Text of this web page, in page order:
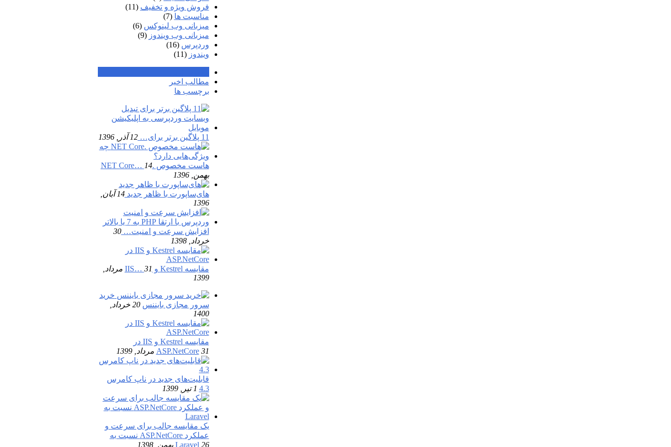
فروش ویژه و تخفیف (11)
مناسبت ها (7)
میزبانی وب لینوکس (6)
میزبانی وب ویندوز (9)
وردپرس (16)
ویندوز (11)
مطالب اخیر
برچسب ها
11 پلاگین برتر برای… 12 آذر, 1396
هاست مخصوص .NET Core…14
بهمن, 1396
های‌ساپورت با ظاهر جدید
14 آبان,
1396
افزایش سرعت و امنیت…30
خرداد, 1398
مقایسه Kestrel و IIS…
31 مرداد,
1399
خرید
سرور مجازی بایننس
20 خرداد,
1400
مقایسه Kestrel و IIS در
ASP.NetCore 31 مرداد, 1399
قابلیت‌های جدید در ناپ کامرس
4.3 1 تیر, 1399
یک مقایسه جالب برای سرعت و
عملکرد ASP.NetCore نسبت به
Laravel 26 بهمن, 1398